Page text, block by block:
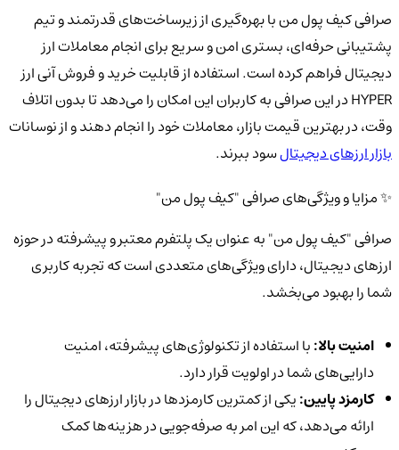
صرافی کیف پول من با بهره‌گیری از زیرساخت‌های قدرتمند و تیم
پشتیبانی حرفه‌ای، بستری امن و سریع برای انجام معاملات ارز
دیجیتال فراهم کرده است. استفاده از قابلیت خرید و فروش آنی ارز
HYPER در این صرافی به کاربران این امکان را می‌دهد تا بدون اتلاف
وقت، در بهترین قیمت بازار، معاملات خود را انجام دهند و از نوسانات
بازار ارزهای دیجیتالسود ببرند.
✨ مزایا و ویژگی‌های صرافی "کیف پول من"
صرافی "کیف پول من" به عنوان یک پلتفرم معتبر و پیشرفته در حوزه
ارزهای دیجیتال، دارای ویژگی‌های متعددی است که تجربه کاربری
شما را بهبود می‌بخشد.
امنیت بالا:با استفاده از تکنولوژی‌های پیشرفته، امنیت
دارایی‌های شما در اولویت قرار دارد.
کارمزد پایین:یکی از کمترین کارمزدها در بازار ارزهای دیجیتال را
ارائه می‌دهد، که این امر به صرفه‌جویی در هزینه‌ها کمک